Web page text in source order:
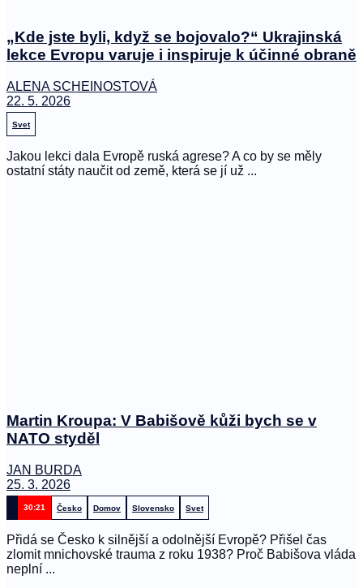
„Kde jste byli, když se bojovalo?“ Ukrajinská
lekce Evropu varuje i inspiruje k účinné obraně
ALENA SCHEINOSTOVÁ
22. 5. 2026
Svet
Jakou lekci dala Evropě ruská agrese? A co by se měly
ostatní státy naučit od země, která se jí už ...
Martin Kroupa: V Babišově kůži bych se v
NATO styděl
JAN BURDA
25. 3. 2026
30:21 Česko Domov Slovensko Svet
Přidá se Česko k silnější a odolnější Evropě? Přišel čas
zlomit mnichovské trauma z roku 1938? Proč Babišova vláda
neplní ...